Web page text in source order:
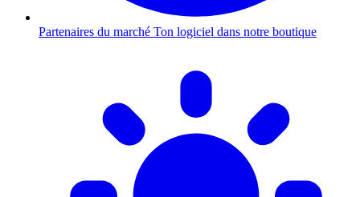
Partenaires du marché Ton logiciel dans notre boutique